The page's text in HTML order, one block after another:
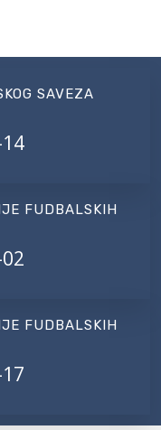
SAVEZA
FUDBALSKIH
FUDBALSKIH